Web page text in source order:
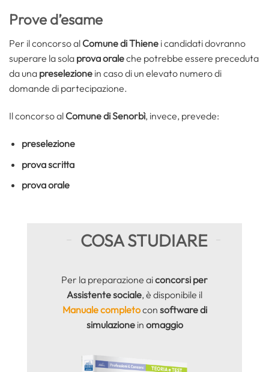
Prove d’esame
Per il concorso al Comune di Thiene i candidati dovranno
superare la sola prova oraleche potrebbe essere preceduta
da una preselezione in caso di un elevato numero di
domande di partecipazione.
Il concorso al Comune di Senorbì, invece, prevede:
preselezione
prova scritta
prova orale
COSA STUDIARE
Per la preparazione aiconcorsi per
Assistente sociale, è disponibile il
Manuale completocon software di
simulazionein omaggio